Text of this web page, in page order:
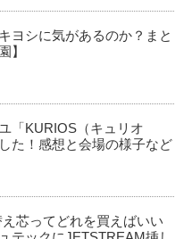
ヨシに気があるのか？まと
】
「KURIOS（キュリオ
た！感想と会場の様子など
芯ってどれを買えばいい